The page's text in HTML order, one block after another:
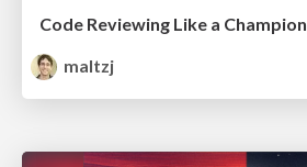
Code Reviewing Like a Champion
maltzj